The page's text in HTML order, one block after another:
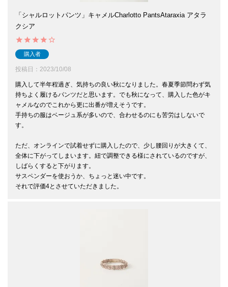
「シャルロットパンツ」キャメルCharlotto PantsAtaraxia アタラ
クシア
購入者
投稿日 2023/10/08
購入して半年程過ぎ、気持ちの良い秋になりました。春夏季節問わず気
持ちよく履けるパンツだと思います。でも秋になって、購入した色がキ
ャメルなのでこれから更に出番が増えそうです。
手持ちの服はベージュ系が多いので、合わせるのにも苦労はしないで
す。
ただ、オンラインで試着せずに購入したので、少し腰回りが大きくて、
全体に下がってしまいます。紐で調整できる様にされているのですが、
しばらくすると下がります。
サスペンダーを使おうか、ちょっと迷い中です。
それで評価4とさせていただきました。